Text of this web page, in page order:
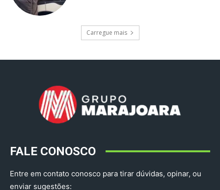
Carregue mais
FALE CONOSCO
Entre em contato conosco para tirar dúvidas, opinar, ou
enviar sugestões: